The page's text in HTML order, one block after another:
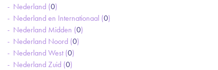
Nederland (0)
Nederland en Internationaal (0)
Nederland Midden (0)
Nederland Noord (0)
Nederland West (0)
Nederland Zuid (0)